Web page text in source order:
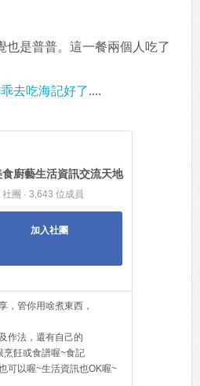
也是普普。這一餐兩個人吃了
去吃海記好了....
廚藝生活資訊交流天地
團 · 3,643 位成員
加入社團
，管你用啥煮東西，
作法，還有自己的
烹飪或食譜喔~食記
可以喔~生活資訊也OK喔~